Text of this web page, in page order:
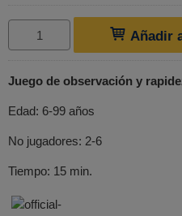
Añadir
Juego de observación y
Edad: 6-99 años
No jugadores: 2-6
Tiempo: 15 min.